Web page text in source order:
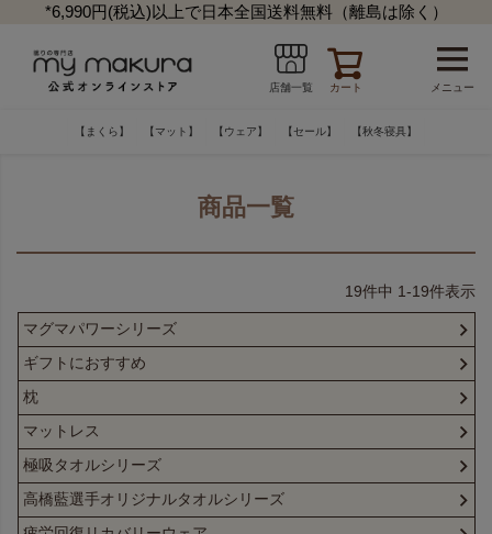
*6,990円(税込)以上で日本全国送料無料（離島は除く）
店舗一覧 カート メニュー
【まくら】 【マット】 【ウェア】 【セール】 【秋冬寝具】
商品一覧
19件中 1-19件表示
マグマパワーシリーズ
ギフトにおすすめ
枕
マットレス
極吸タオルシリーズ
高橋藍選手オリジナルタオルシリーズ